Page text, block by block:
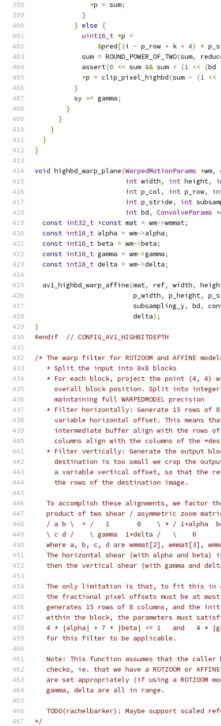
*p = sum;
}
} else
{
uint16_t *p =
&pred[(i - p_row + k + 4) *
            sum
= ROUND_POWER_OF_TWO(sum,
            assert
(0 <= sum && sum < (1 << (bd
*p = clip_pixel_highbd(sum - (1 <<
}
          sy
+= gamma;
}
}
}
}
}
void highbd_warp_plane(WarpedMotionParams *wm,
int width, int height,
int p_col, int p_row,
int p_stride, int
int bd, ConvolveParams *
const int32_t *const mat = wm->wmmat;
const int16_t alpha = wm->alpha;
const int16_t beta = wm->beta;
const int16_t gamma = wm->gamma;
const int16_t delta = wm->delta;
  av1_highbd_warp_affine
(mat, ref, width,
                         p_width
, p_height,
                         subsampling_y
, bd,
                         delta
);
}
#endif
// CONFIG_AV1_HIGHBITDEPTH
/* The warp filter for ROTZOOM and AFFINE
   * Split the input into 8x8 blocks
* For each block, project the point (4, 4)
overall block position. Split into
     maintaining full WARPEDMODEL precision
* Filter horizontally: Generate 15 rows of
variable horizontal offset. This means
intermediate buffer align with the rows
columns align with the columns of the
* Filter vertically: Generate the output
destination is too small we crop the
a variable vertical offset, so that the
     the rows of the destination image.
To accomplish these alignments, we factor
product of two shear / asymmetric zoom
/ a b \  = /   1       0    \ * / 1+alpha
\ c d /    \ gamma  1+delta /   \    0
where a, b, c, d are wmmat[2], wmmat[3],
The horizontal shear (with alpha and beta)
then the vertical shear (with gamma and
The only limitation is that, to fit this in
the fractional pixel offsets must be at
generates 15 rows of 8 columns, and the
within the block, the parameters must
4 * |alpha| + 7 * |beta| <= 1   and   4 *
   for this filter to be applicable.
Note: This function assumes that the caller
checks, ie. that we have a ROTZOOM or
are set appropriately (if using a ROTZOOM
   gamma, delta are all in range.
TODO(rachelbarker): Maybe support scaled
*/